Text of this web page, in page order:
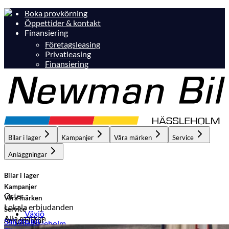
Boka provkörning
Öppettider & kontakt
Finansiering
Företagsleasing
Privatleasing
Finansiering
Bilar i lager Kampanjer Våra märken Service
Anläggningar
Bilar i lager
Orter
Växjö
Hässleholm
Kampanjer
Lokala erbjudanden
Hässleholm
Våra märken
Alla märken
Service
Anläggningar
Sälj din bil